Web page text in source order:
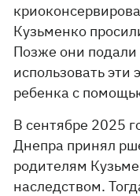
Кузьменко
Позже они подали
использовать
ребенка с
В сентябре 2025
Днепра принял
родителям
наследством.